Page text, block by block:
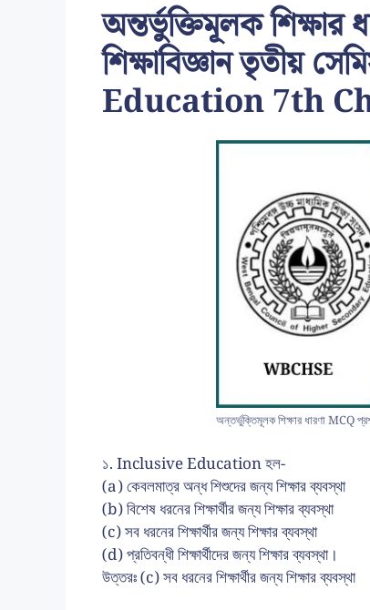
অন্তর্ভুক্তিমূলক শিক্ষার
শিক্ষাবিজ্ঞান তৃতীয়
Education 7th
অন্তর্ভুক্তিমূলক শিক্ষার ধারণা MCQ
১. Inclusive Education হল-
(a) কেবলমাত্র অন্ধ শিশুদের জন্য শিক্ষার ব্যবস্থা
(b) বিশেষ ধরনের শিক্ষার্থীর জন্য শিক্ষার ব্যবস্থা
(c) সব ধরনের শিক্ষার্থীর জন্য শিক্ষার ব্যবস্থা
(d) প্রতিবন্ধী শিক্ষার্থীদের জন্য শিক্ষার ব্যবস্থা।
উত্তরঃ (c) সব ধরনের শিক্ষার্থীর জন্য শিক্ষার ব্যবস্থা